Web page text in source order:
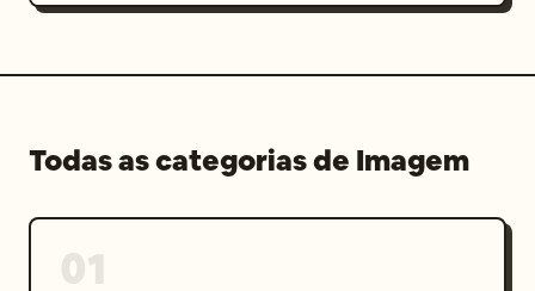
Todas as categorias de Imagem